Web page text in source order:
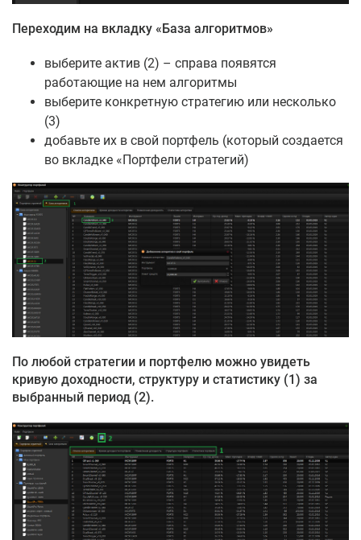
Переходим на вкладку «База алгоритмов»
выберите актив (2) – справа появятся
работающие на нем алгоритмы
выберите конкретную стратегию или несколько
(3)
добавьте их в свой портфель (который создается
во вкладке «Портфели стратегий)
По любой стратегии и портфелю можно увидеть
кривую доходности, структуру и статистику (1) за
выбранный период (2).